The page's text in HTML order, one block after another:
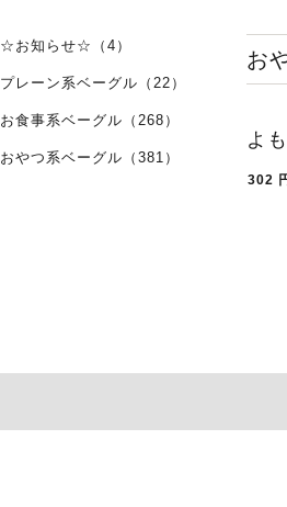
お
よ
302
☆お知らせ☆（4）
プレーン系ベーグル（22）
お食事系ベーグル（268）
おやつ系ベーグル（381）